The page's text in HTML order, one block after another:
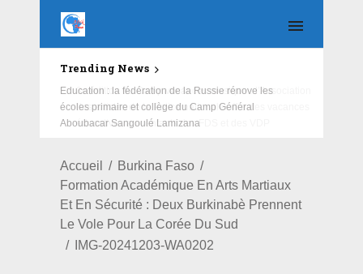
Trending News
Education : la fédération de la Russie rénove les
écoles primaire et collège du Camp Général
Aboubacar Sangoulé Lamizana
Accueil
Burkina Faso
Formation Académique En Arts Martiaux
Et En Sécurité : Deux Burkinabè Prennent
Le Vole Pour La Corée Du Sud
IMG-20241203-WA0202